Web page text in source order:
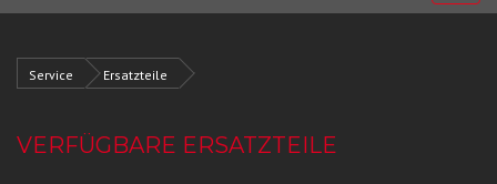
Service Ersatzteile
VERFÜGBARE ERSATZTEILE